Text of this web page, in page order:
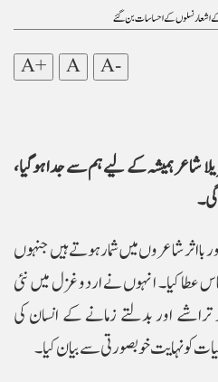
اشعار نسلوں کے احساسات بن گئے
A+ A A-
شاعر ہمیشہ کے لیے ہم سے جدا ہوگیا،
بااثر شاعروں میں شمار ہوتے ہیں جنہوں
عطا کیا۔ انہوں نے اردو غزل میں نئی
اور بدلتے زمانے کے انسان کی
کو نہایت خوبصورتی سے بیان کیا۔